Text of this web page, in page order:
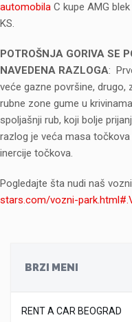
automobila C kupe AMG
KS.
POTROŠNJA GORIVA SE
NAVEDENA RAZLOGA:
veće gazne površine, drugo,
rubne zone gume u
spoljašnji rub, koji bolje
razlog je veća masa točkova
inercije točkova.
Pogledajte šta nudi naš
stars.com/vozni-
BRZI MENI
RENT A CAR BEOGRAD